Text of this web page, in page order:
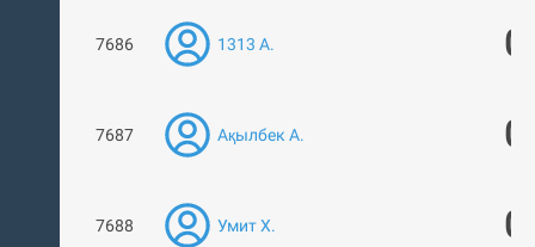
7686 1313 А. 0
7687 Ақылбек А. 0
7688 Умит Х. 0